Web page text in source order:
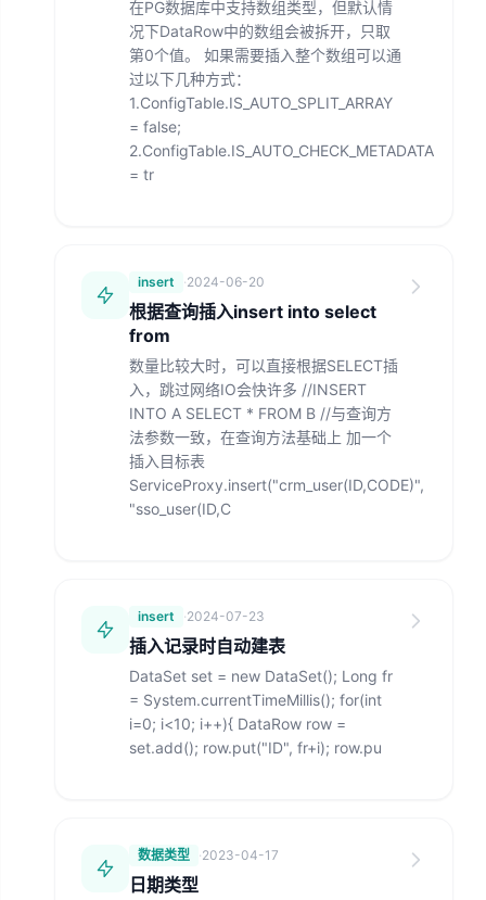
在PG数据库中支持数组类型，但默认情
况下DataRow中的数组会被拆开，只取
第0个值。 如果需要插入整个数组可以通
过以下几种方式：
1.ConfigTable.IS_AUTO_SPLIT_ARRAY
= false;
2.ConfigTable.IS_AUTO_CHECK_METADATA
= tr
insert ·2024-06-20
根据查询插入insert into select
from
数量比较大时，可以直接根据SELECT插
入，跳过网络IO会快许多 //INSERT
INTO A SELECT * FROM B //与查询方
法参数一致，在查询方法基础上 加一个
插入目标表
ServiceProxy.insert("crm_user(ID,CODE)",
"sso_user(ID,C
insert ·2024-07-23
插入记录时自动建表
DataSet set = new DataSet(); Long fr
= System.currentTimeMillis(); for(int
i=0; i<10; i++){ DataRow row =
set.add(); row.put("ID", fr+i); row.pu
数据类型 ·2023-04-17
日期类型